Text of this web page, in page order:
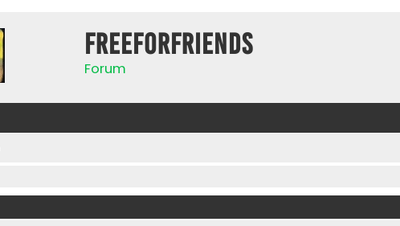
FreeForFriends
Forum